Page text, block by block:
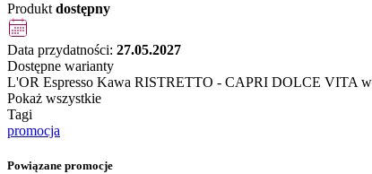
Produkt dostępny
Data przydatności: 27.05.2027
Dostępne warianty
L'OR Espresso Kawa RISTRETTO - CAPRI DOLCE VITA w
Pokaż wszystkie
Tagi
promocja
Powiązane promocje